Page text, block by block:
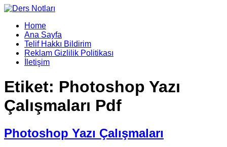
Home
Ana Sayfa
Telif Hakkı Bildirim
Reklam Gizlilik Politikası
İletişim
Etiket: Photoshop Yazı
Çalışmaları Pdf
Photoshop Yazı Çalışmaları